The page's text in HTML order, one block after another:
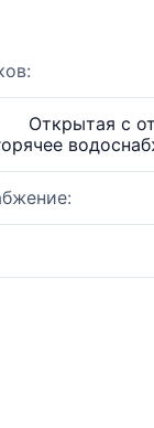
Открытая с